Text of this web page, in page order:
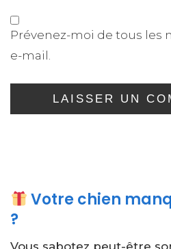
Prévenez-moi de tous les
e-mail.
Votre chien
?
Vous sabotez peut-être